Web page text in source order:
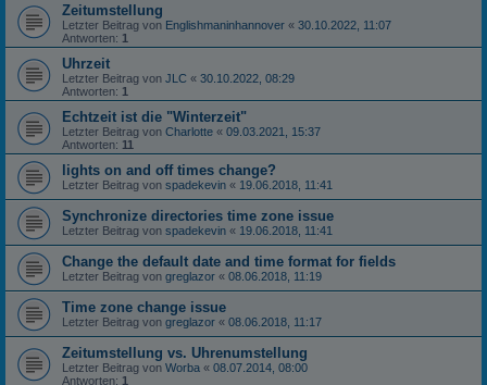
Zeitumstellung
Letzter Beitrag von Englishmaninhannover « 30.10.2022, 11:07
Antworten: 1
Uhrzeit
Letzter Beitrag von JLC « 30.10.2022, 08:29
Antworten: 1
Echtzeit ist die "Winterzeit"
Letzter Beitrag von Charlotte « 09.03.2021, 15:37
Antworten: 11
lights on and off times change?
Letzter Beitrag von spadekevin « 19.06.2018, 11:41
Synchronize directories time zone issue
Letzter Beitrag von spadekevin « 19.06.2018, 11:41
Change the default date and time format for fields
Letzter Beitrag von greglazor « 08.06.2018, 11:19
Time zone change issue
Letzter Beitrag von greglazor « 08.06.2018, 11:17
Zeitumstellung vs. Uhrenumstellung
Letzter Beitrag von Worba « 08.07.2014, 08:00
Antworten: 1